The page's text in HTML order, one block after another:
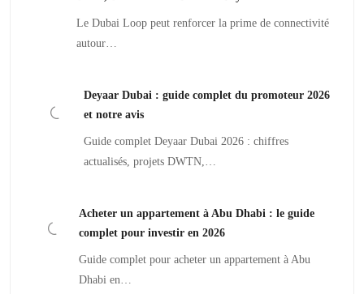
Le Dubai Loop peut renforcer la prime de connectivité
autour…
Deyaar Dubai : guide complet du promoteur 2026
et notre avis
Guide complet Deyaar Dubai 2026 : chiffres
actualisés, projets DWTN,…
Acheter un appartement à Abu Dhabi : le guide
complet pour investir en 2026
Guide complet pour acheter un appartement à Abu
Dhabi en…